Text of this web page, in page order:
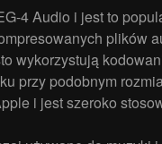
4 Audio i jest to
plików
wykorzystują
przy podobnym
i jest szeroko